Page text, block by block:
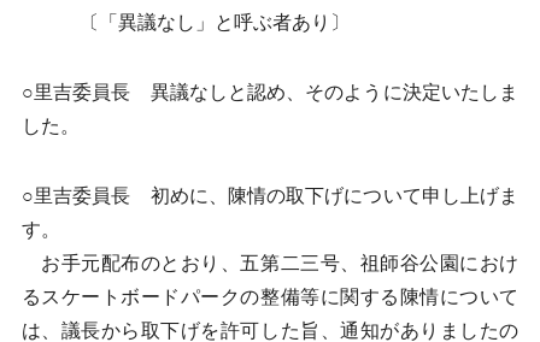
〔「異議なし」と呼ぶ者あり〕
○里吉委員長 異議なしと認め、そのように決定いたしま
した。
○里吉委員長 初めに、陳情の取下げについて申し上げま
す。
お手元配布のとおり、五第二三号、祖師谷公園におけ
るスケートボードパークの整備等に関する陳情について
は、議長から取下げを許可した旨、通知がありましたの